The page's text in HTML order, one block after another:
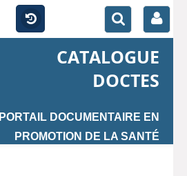
CATALOGUE
DOCTES
PORTAIL DOCUMENTAIRE EN
PROMOTION DE LA SANTÉ